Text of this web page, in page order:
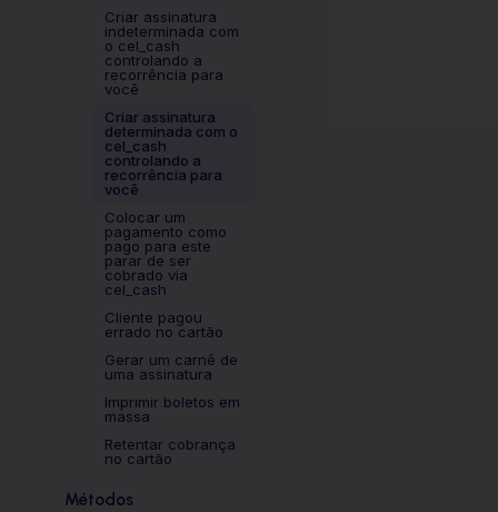
Criar assinatura
indeterminada com
o cel_cash
controlando a
recorrência para
você
Criar assinatura
determinada com o
cel_cash
controlando a
recorrência para
você
Colocar um
pagamento como
pago para este
parar de ser
cobrado via
cel_cash
Cliente pagou
errado no cartão
Gerar um carnê de
uma assinatura
Imprimir boletos em
massa
Retentar cobrança
no cartão
Métodos